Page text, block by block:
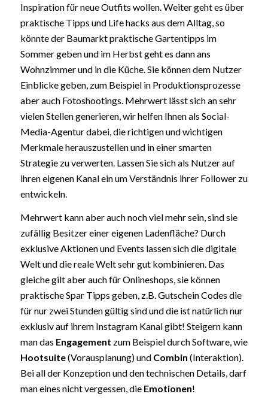
Inspiration für neue Outfits wollen. Weiter geht es über
praktische Tipps und Life hacks aus dem Alltag, so
könnte der Baumarkt praktische Gartentipps im
Sommer geben und im Herbst geht es dann ans
Wohnzimmer und in die Küche. Sie können dem Nutzer
Einblicke geben, zum Beispiel in Produktionsprozesse
aber auch Fotoshootings. Mehrwert lässt sich an sehr
vielen Stellen generieren, wir helfen Ihnen als Social-
Media-Agentur dabei, die richtigen und wichtigen
Merkmale herauszustellen und in einer smarten
Strategie zu verwerten. Lassen Sie sich als Nutzer auf
ihren eigenen Kanal ein um Verständnis ihrer Follower zu
entwickeln.
Mehrwert kann aber auch noch viel mehr sein, sind sie
zufällig Besitzer einer eigenen Ladenfläche? Durch
exklusive Aktionen und Events lassen sich die digitale
Welt und die reale Welt sehr gut kombinieren. Das
gleiche gilt aber auch für Onlineshops, sie können
praktische Spar Tipps geben, z.B. Gutschein Codes die
für nur zwei Stunden gültig sind und die ist natürlich nur
exklusiv auf ihrem Instagram Kanal gibt! Steigern kann
man das Engagement zum Beispiel durch Software, wie
Hootsuite(Vorausplanung) und Combin (Interaktion).
Bei all der Konzeption und den technischen Details, darf
man eines nicht vergessen, die Emotionen!